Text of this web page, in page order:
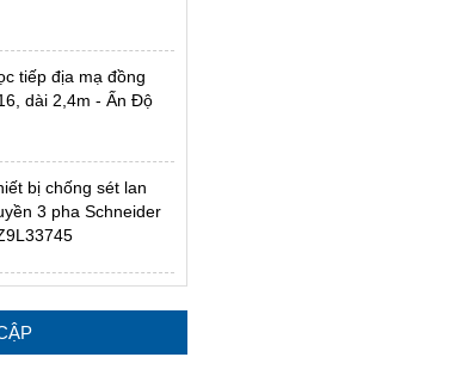
tiếp địa mạ đồng
dài 2,4m - Ấn Độ
bị chống sét lan
3 pha Schneider